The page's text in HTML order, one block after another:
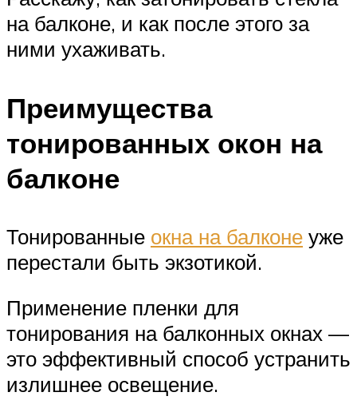
на балконе, и как после этого за
ними ухаживать.
Преимущества
тонированных окон на
балконе
Тонированные окна на балконе уже
перестали быть экзотикой.
Применение пленки для
тонирования на балконных окнах —
это эффективный способ устранить
излишнее освещение.